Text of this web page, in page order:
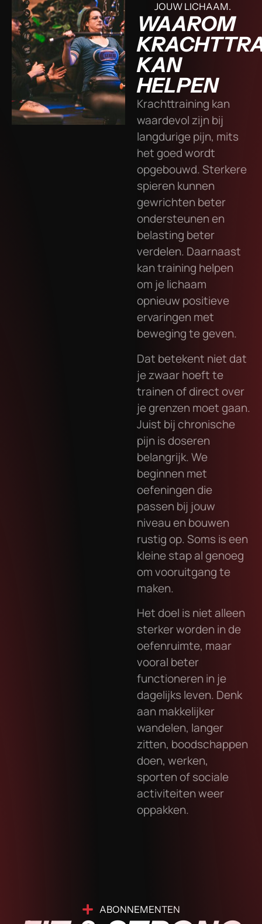
JOUW LICHAAM.
WAAROM
KAN
HELPEN
Krachttraining kan
waardevol zijn bij
langdurige pijn, mits
het goed wordt
opgebouwd. Sterkere
spieren kunnen
gewrichten beter
ondersteunen en
belasting beter
verdelen. Daarnaast
kan training helpen
om je lichaam
opnieuw positieve
ervaringen met
beweging te geven.
Dat betekent niet dat
je zwaar hoeft te
trainen of direct over
je grenzen moet gaan.
Juist bij chronische
pijn is doseren
belangrijk. We
beginnen met
oefeningen die
passen bij jouw
niveau en bouwen
rustig op. Soms is een
kleine stap al genoeg
om vooruitgang te
maken.
Het doel is niet alleen
sterker worden in de
oefenruimte, maar
vooral beter
functioneren in je
dagelijks leven. Denk
aan makkelijker
wandelen, langer
zitten, boodschappen
doen, werken,
sporten of sociale
activiteiten weer
oppakken.
ABONNEMENTEN